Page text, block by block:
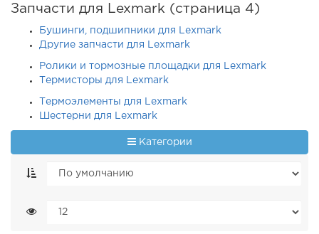
Запчасти для Lexmark (страница 4)
Бушинги, подшипники для Lexmark
Другие запчасти для Lexmark
Ролики и тормозные площадки для Lexmark
Термисторы для Lexmark
Термоэлементы для Lexmark
Шестерни для Lexmark
Категории